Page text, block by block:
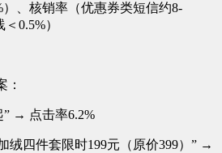
）、核销率（优惠券类短信约8-
0.5%）
：
” → 点击率6.2%
绒四件套限时199元（原价399）” →